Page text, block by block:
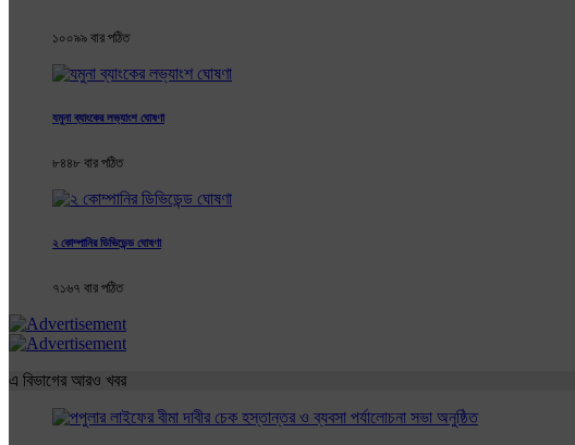
১০০৯৯ বার পঠিত
যমুনা ব্যাংকের লভ্যাংশ ঘোষণা
৮৪৪৮ বার পঠিত
২ কোম্পানির ডিভিডেন্ড ঘোষণা
৭১৬৭ বার পঠিত
এ বিভাগের আরও খবর